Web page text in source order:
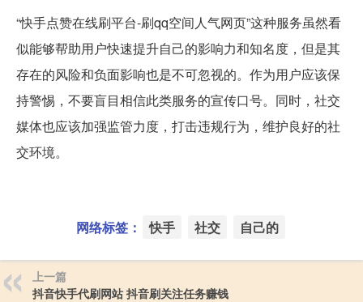
“快手点赞在线刷平台-刷qq空间人气网页”这种服务虽然看
似能够帮助用户快速提升自己的影响力和知名度，但是其
存在的风险和负面影响也是不可忽视的。作为用户应该保
持警惕，不要盲目相信此类服务的宣传口号。同时，社交
媒体也应该加强监管力度，打击违规行为，维护良好的社
交环境。
网络标签： 快手 社交 自己的
上一篇
抖音快手代刷网站 抖音刷关注任务赚钱